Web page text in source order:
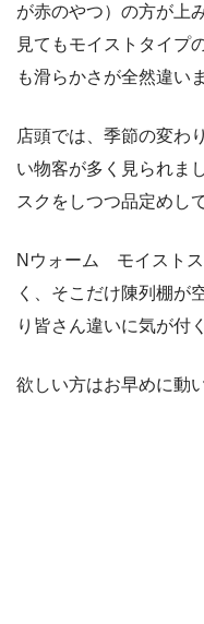
が赤のやつ）の方が上
見てもモイストタイプ
も滑らかさが全然違い
店頭では、季節の変わ
い物客が多く見られま
スクをしつつ品定めし
Nウォーム モイスト
く、そこだけ陳列棚が
り皆さん違いに気が付
欲しい方はお早めに動